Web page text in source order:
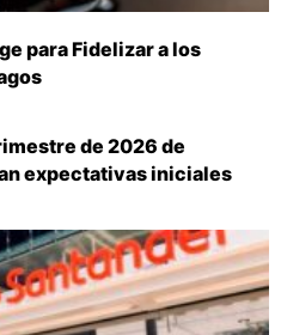
para Fidelizar a los
de 2026 de
expectativas iniciales